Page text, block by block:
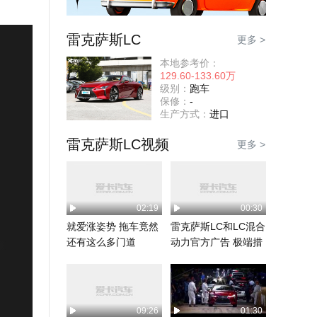
雷克萨斯LC 更多 >
本地参考价：
129.60-133.60万
级别： 跑车
保修： -
生产方式： 进口
雷克萨斯LC视频 更多 >
02:19
就爱涨姿势 拖车竟然
还有这么多门道
00:30
雷克萨斯LC和LC混合
动力官方广告 极端措
09:26 01:30